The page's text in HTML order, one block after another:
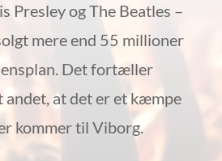
Presley og The Beatles –
mere end 55 millioner
Det fortæller
andet, at det er et kæmpe
kommer til Viborg.